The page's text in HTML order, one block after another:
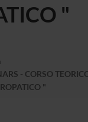
"
- CORSO
"